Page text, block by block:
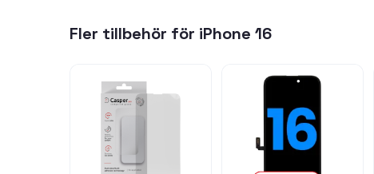
Fler tillbehör för iPhone 16